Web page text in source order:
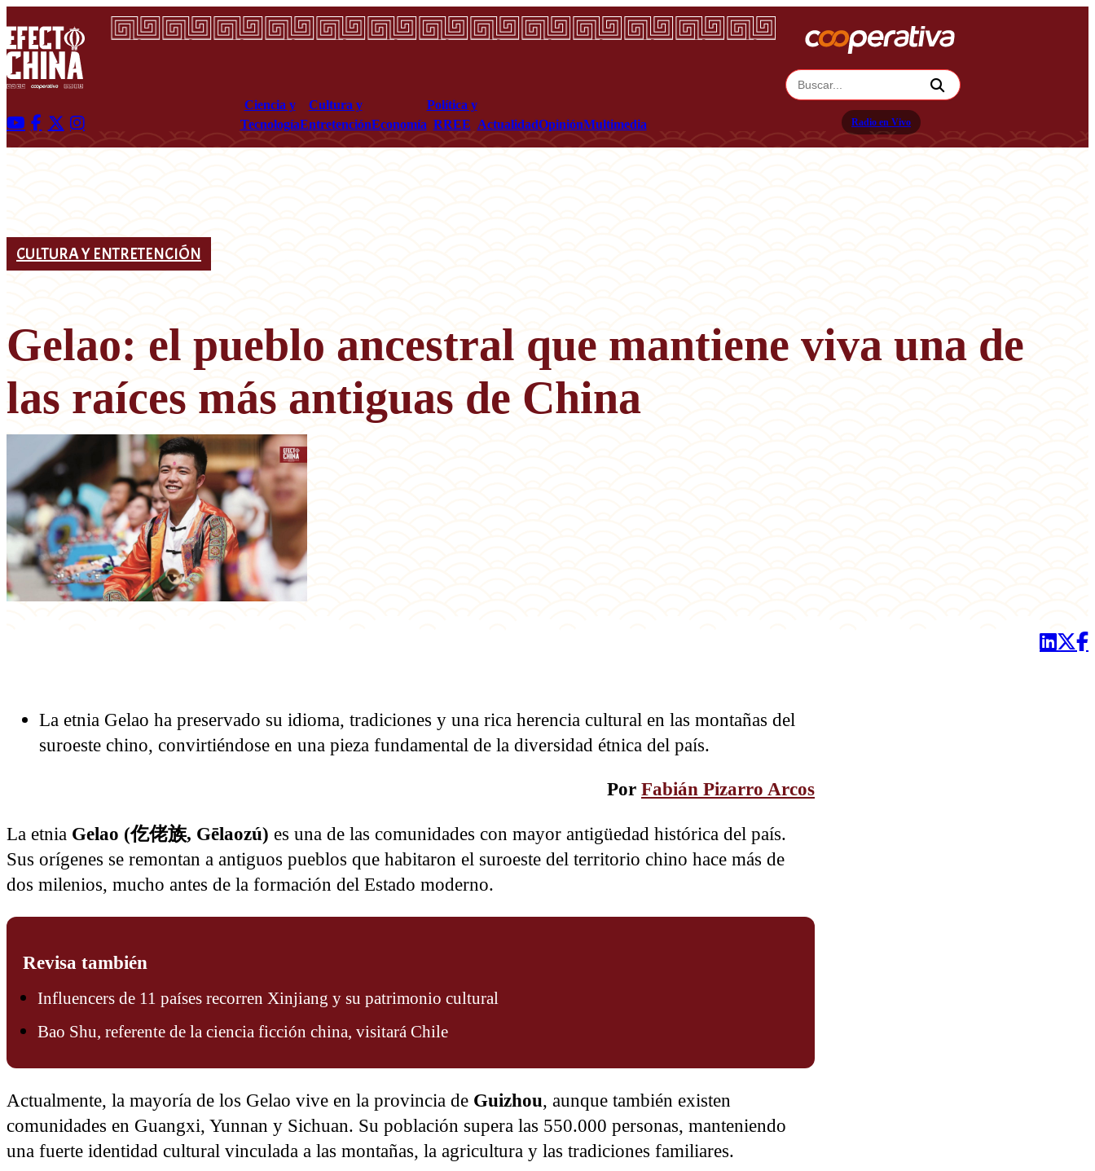
Ciencia y
Tecnología
Cultura y
EntretenciónEconomía
Política y
RREE ActualidadOpiniónMultimedia Radio en Vivo
CULTURA Y ENTRETENCIÓN
Gelao: el pueblo ancestral que mantiene viva una de
las raíces más antiguas de China
La etnia Gelao ha preservado su idioma, tradiciones y una rica herencia cultural en las montañas del
suroeste chino, convirtiéndose en una pieza fundamental de la diversidad étnica del país.
Por Fabián Pizarro Arcos
La etnia Gelao (仡佬族, Gēlaozú) es una de las comunidades con mayor antigüedad histórica del país.
Sus orígenes se remontan a antiguos pueblos que habitaron el suroeste del territorio chino hace más de
dos milenios, mucho antes de la formación del Estado moderno.
Revisa también
Influencers de 11 países recorren Xinjiang y su patrimonio cultural
Bao Shu, referente de la ciencia ficción china, visitará Chile
Actualmente, la mayoría de los Gelao vive en la provincia de Guizhou, aunque también existen
comunidades en Guangxi, Yunnan y Sichuan. Su población supera las 550.000 personas, manteniendo
una fuerte identidad cultural vinculada a las montañas, la agricultura y las tradiciones familiares.